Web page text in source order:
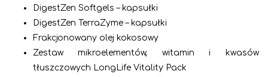
DigestZen Softgels – kapsułki
DigestZen TerraZyme – kapsułki
Frakcjonowany olej kokosowy
Zestaw mikroelementów, witamin i kwasów
tłuszczowych LongLife Vitality Pack